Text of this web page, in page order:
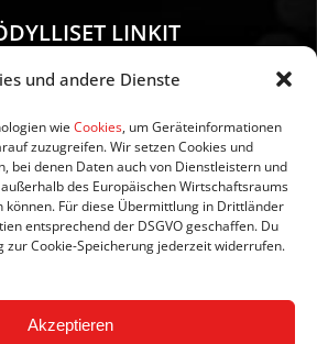
und andere Dienste
wie Cookies, um Geräteinformationen
zuzugreifen. Wir setzen Cookies und
bei denen Daten auch von Dienstleistern und
des Europäischen Wirtschaftsraums
können. Für diese Übermittlung in Drittländer
entsprechend der DSGVO geschaffen. Du
zur Cookie-Speicherung jederzeit widerrufen.
Akzeptieren
LINKIT
näytteenottoa varten
TOIMITUS JA MAKSU
Tietoja sivustosta
04. Tietosuoja
05. AGB:n
06. Peruutusehdot